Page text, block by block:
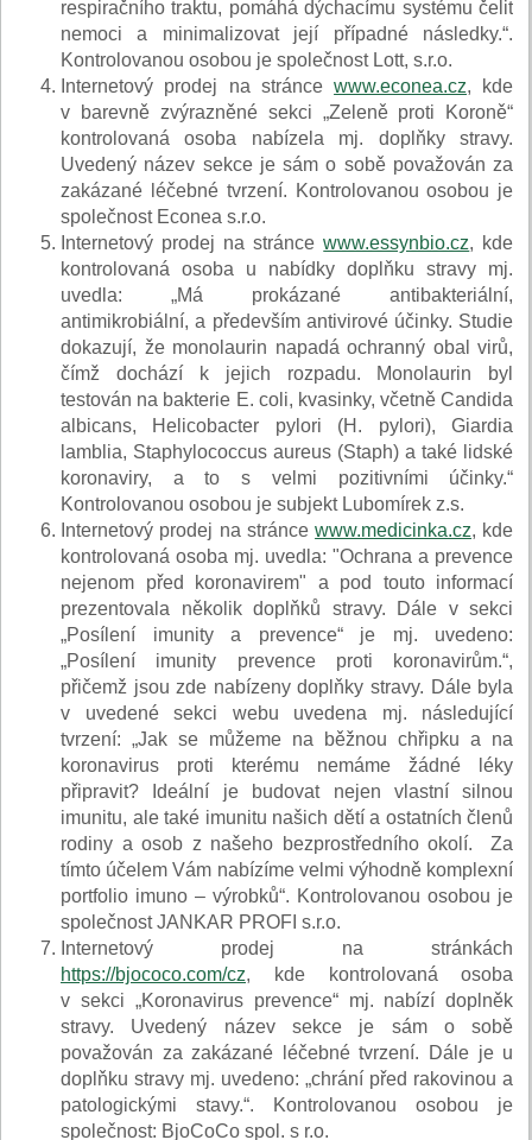
respiračního traktu, pomáhá dýchacímu systému čelit
nemoci a minimalizovat její případné následky.“.
Kontrolovanou osobou je společnost Lott, s.r.o.
Internetový prodej na stráncewww.econea.cz, kde
v barevně zvýrazněné sekci „Zeleně proti Koroně“
kontrolovaná osoba nabízela mj. doplňky stravy.
Uvedený název sekce je sám o sobě považován za
zakázané léčebné tvrzení. Kontrolovanou osobou je
společnost Econea s.r.o.
Internetový prodej na stráncewww.essynbio.cz, kde
kontrolovaná osoba u nabídky doplňku stravy mj.
uvedla: „Má prokázané antibakteriální,
antimikrobiální, a především antivirové účinky. Studie
dokazují, že monolaurin napadá ochranný obal virů,
čímž dochází k jejich rozpadu. Monolaurin byl
testován na bakterie E. coli, kvasinky, včetně Candida
albicans, Helicobacter pylori (H. pylori), Giardia
lamblia, Staphylococcus aureus (Staph) a také lidské
koronaviry, a to s velmi pozitivními účinky.“
Kontrolovanou osobou je subjekt Lubomírek z.s.
Internetový prodej na stráncewww.medicinka.cz, kde
kontrolovaná osoba mj. uvedla: "Ochrana a prevence
nejenom před koronavirem" a pod touto informací
prezentovala několik doplňků stravy. Dále v sekci
„Posílení imunity a prevence“ je mj. uvedeno:
„Posílení imunity prevence proti koronavirům.“,
přičemž jsou zde nabízeny doplňky stravy. Dále byla
v uvedené sekci webu uvedena mj. následující
tvrzení: „Jak se můžeme na běžnou chřipku a na
koronavirus proti kterému nemáme žádné léky
připravit? Ideální je budovat nejen vlastní silnou
imunitu, ale také imunitu našich dětí a ostatních členů
rodiny a osob z našeho bezprostředního okolí. Za
tímto účelem Vám nabízíme velmi výhodně komplexní
portfolio imuno – výrobků“. Kontrolovanou osobou je
společnost JANKAR PROFI s.r.o.
Internetový prodej na stránkách
https://bjococo.com/cz, kde kontrolovaná osoba
v sekci „Koronavirus prevence“ mj. nabízí doplněk
stravy. Uvedený název sekce je sám o sobě
považován za zakázané léčebné tvrzení. Dále je u
doplňku stravy mj. uvedeno: „chrání před rakovinou a
patologickými stavy.“. Kontrolovanou osobou je
společnost: BjoCoCo spol. s r.o.